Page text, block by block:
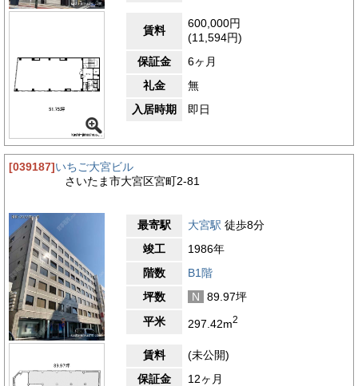
賃料
600,000円
(11,594円)
保証金
6ヶ月
礼金
無
入居時期
即日
[039187]いちご大宮ビル
さいたま市大宮区宮町2-81
最寄駅 大宮駅 徒歩8分
竣工
1986年
階数
B1階
坪数
N
89.97坪
平米
297.42m2
賃料
(未公開)
保証金
12ヶ月